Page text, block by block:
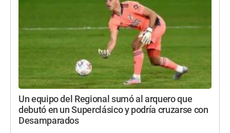
Un equipo del Regional sumó al arquero que
debutó en un Superclásico y podría cruzarse con
Desamparados